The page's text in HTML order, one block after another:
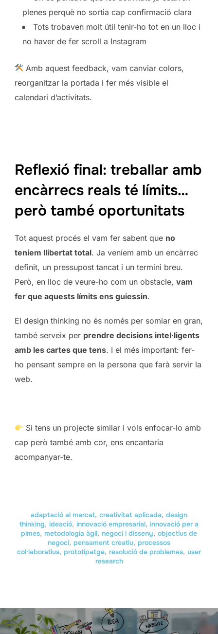
plenes perquè no sortia cap confirmació clara
Tots trobaven molt útil tenir-ho tot en un lloc i
no haver de fer scroll a Instagram
Amb aquest feedback, vam canviar colors,
reorganitzar la portada i fer més visible el
calendari d’activitats.
Reflexió final: treballar amb
encàrrecs reals té límits…
però també oportunitats
Tot aquest procés el vam fer sabent que no
teníem llibertat total. Ja veníem amb un encàrrec
definit, un pressupost tancat i un termini breu.
Però, en lloc de veure-ho com un obstacle, vam
fer que aquests límits ens guiessin.
El design thinking no és només per somiar en gran,
també serveix per prendre decisions intel·ligents
amb les cartes que tens. I el més important: fer-
ho pensant sempre en la persona que farà servir la
web.
Si tens un projecte similar i vols enfocar-lo amb
cap però també amb cor, ens encantaria
acompanyar-te.
adaptació al mercat, creativitat aplicada, design
thinking, ideació, innovació empresarial, innovació per a
pimes, metodologia àgil, negoci i disseny, objectius de
negoci, pensament creatiu, processos
col·laboratius, prototipatge, resolució de problemes, user
research
Navegación